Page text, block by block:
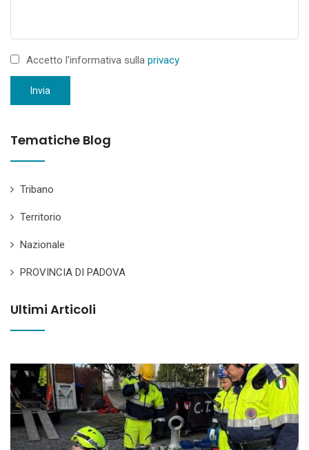
Accetto l'informativa sulla privacy
Invia
Tematiche Blog
Tribano
Territorio
Nazionale
PROVINCIA DI PADOVA
Ultimi Articoli